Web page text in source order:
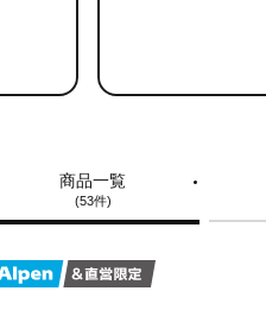
商品一覧
(53件)